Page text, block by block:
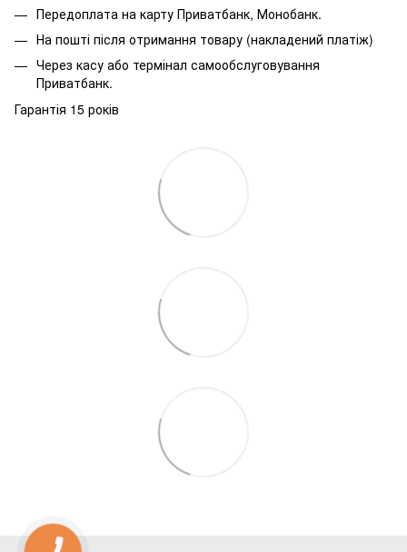
Передоплата на карту Приватбанк, Монобанк.
На пошті після отримання товару (накладений платіж)
Через касу або термінал самообслуговування
Приватбанк.
Гарантія 15 років